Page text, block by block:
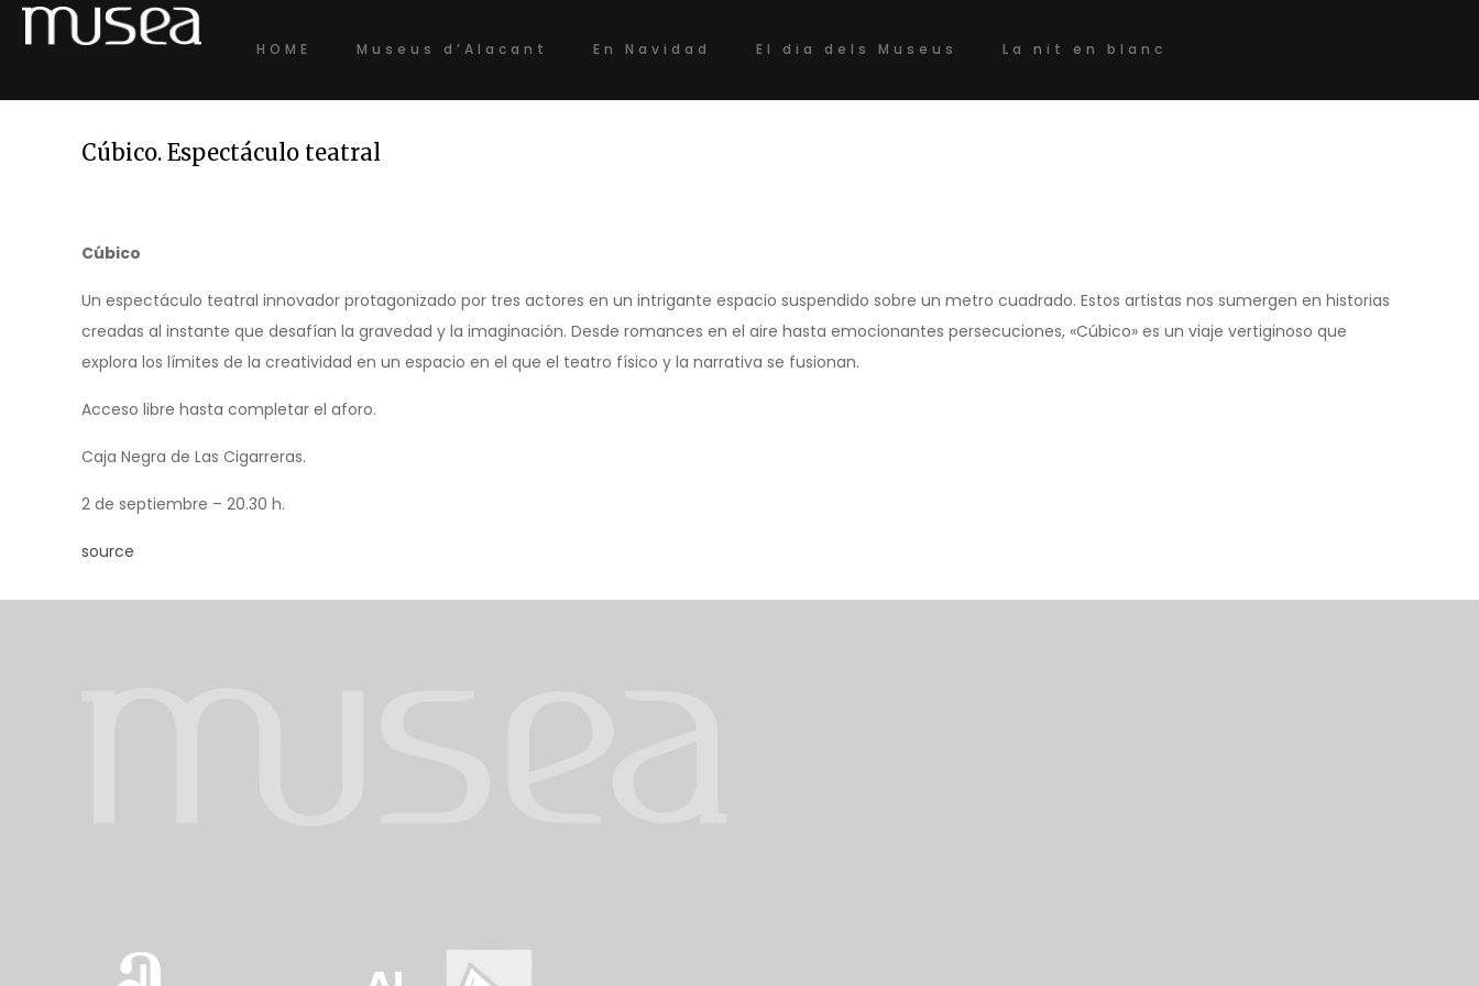
HOME Museus d’Alacant En Navidad El dia dels Museus La nit en blanc
Cúbico. Espectáculo teatral
Cúbico
Un espectáculo teatral innovador protagonizado por tres actores en un intrigante espacio suspendido sobre un metro cuadrado. Estos artistas nos sumergen en historias
creadas al instante que desafían la gravedad y la imaginación. Desde romances en el aire hasta emocionantes persecuciones, «Cúbico» es un viaje vertiginoso que
explora los límites de la creatividad en un espacio en el que el teatro físico y la narrativa se fusionan.
Acceso libre hasta completar el aforo.
Caja Negra de Las Cigarreras.
2 de septiembre – 20.30 h.
source